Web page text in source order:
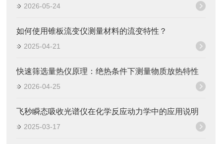
2026-05-24
如何使用锥板流变仪测量材料的流变特性？
2025-04-21
快速筛选量热仪原理：绝热条件下测量物质放热特性
2026-04-25
飞秒瞬态吸收光谱仪在化学反应动力学中的应用说明
2025-03-17